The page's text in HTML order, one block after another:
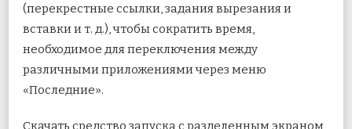
(перекрестные ссылки, задания вырезания и
вставки и т. д.), чтобы сократить время,
необходимое для переключения между
различными приложениями через меню
«Последние».
Скачать средство запуска с разделенным экраном